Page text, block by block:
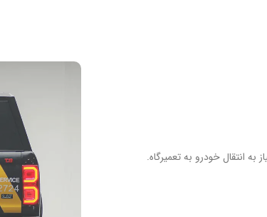
انتقال خودرو به تعمیرگاه.